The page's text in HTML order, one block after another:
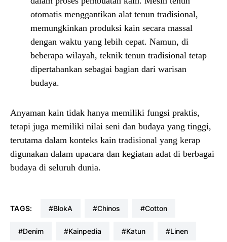
otomatis menggantikan alat tenun tradisional,
memungkinkan produksi kain secara massal
dengan waktu yang lebih cepat. Namun, di
beberapa wilayah, teknik tenun tradisional tetap
dipertahankan sebagai bagian dari warisan
budaya.
Anyaman kain tidak hanya memiliki fungsi praktis,
tetapi juga memiliki nilai seni dan budaya yang tinggi,
terutama dalam konteks kain tradisional yang kerap
digunakan dalam upacara dan kegiatan adat di berbagai
budaya di seluruh dunia.
TAGS: #blokA #chinos #cotton
#denim #kainpedia #katun #linen